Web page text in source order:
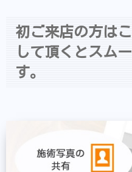
初ご来店の方は
して頂くとスム
す。